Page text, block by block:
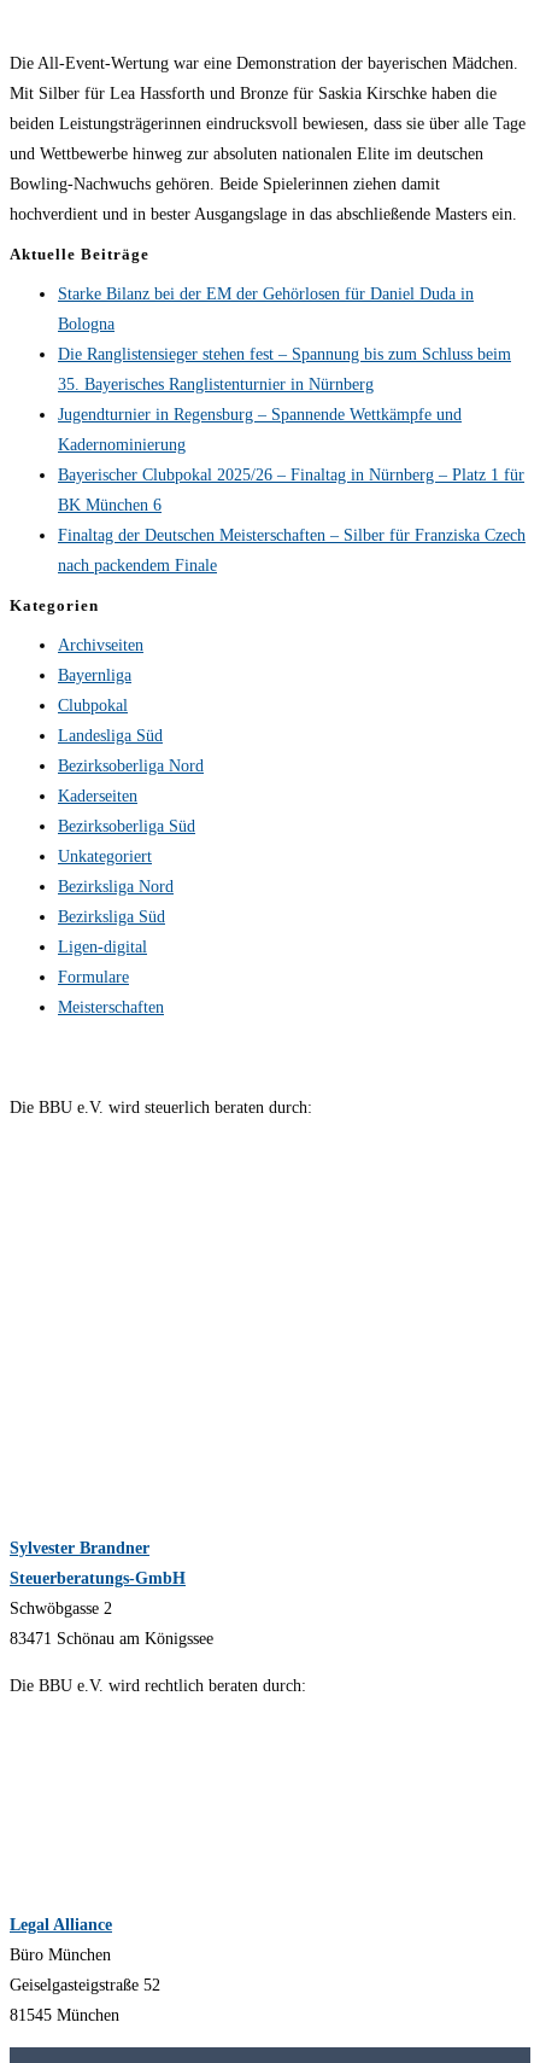
Die All-Event-Wertung war eine Demonstration der bayerischen Mädchen.
Mit Silber für Lea Hassforth und Bronze für Saskia Kirschke haben die
beiden Leistungsträgerinnen eindrucksvoll bewiesen, dass sie über alle Tage
und Wettbewerbe hinweg zur absoluten nationalen Elite im deutschen
Bowling-Nachwuchs gehören. Beide Spielerinnen ziehen damit
hochverdient und in bester Ausgangslage in das abschließende Masters ein.
Aktuelle Beiträge
Starke Bilanz bei der EM der Gehörlosen für Daniel Duda in
Bologna
Die Ranglistensieger stehen fest – Spannung bis zum Schluss beim
35. Bayerisches Ranglistenturnier in Nürnberg
Jugendturnier in Regensburg – Spannende Wettkämpfe und
Kadernominierung
Bayerischer Clubpokal 2025/26 – Finaltag in Nürnberg – Platz 1 für
BK München 6
Finaltag der Deutschen Meisterschaften – Silber für Franziska Czech
nach packendem Finale
Kategorien
Archivseiten
Bayernliga
Clubpokal
Landesliga Süd
Bezirksoberliga Nord
Kaderseiten
Bezirksoberliga Süd
Unkategoriert
Bezirksliga Nord
Bezirksliga Süd
Ligen-digital
Formulare
Meisterschaften
Die BBU e.V. wird steuerlich beraten durch:
Sylvester Brandner
Steuerberatungs-GmbH
Schwöbgasse 2
83471 Schönau am Königssee
Die BBU e.V. wird rechtlich beraten durch:
Legal Alliance
Büro München
Geiselgasteigstraße 52
81545 München